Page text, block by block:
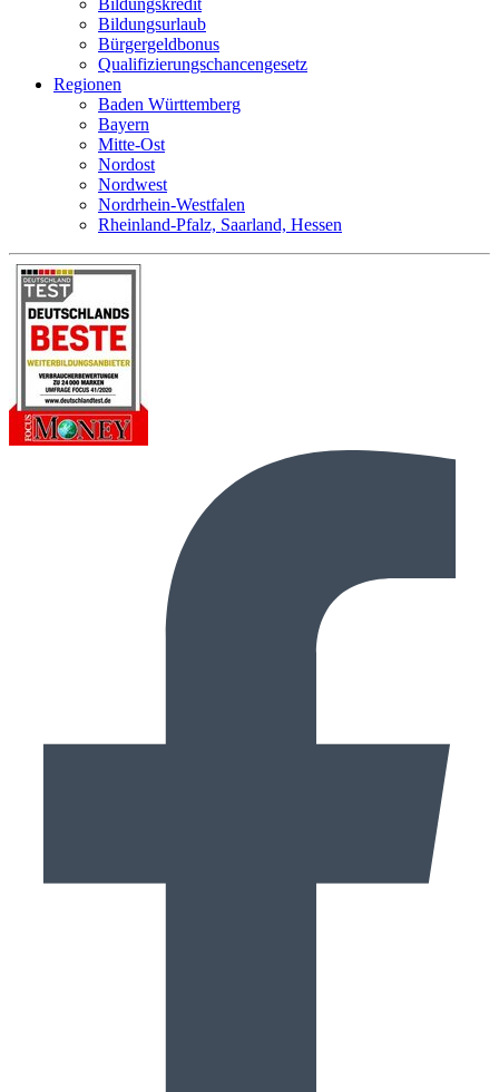
Bildungsurlaub
Bürgergeldbonus
Qualifizierungschancengesetz
Regionen
Baden Württemberg
Bayern
Mitte-Ost
Nordost
Nordwest
Nordrhein-Westfalen
Rheinland-Pfalz, Saarland, Hessen